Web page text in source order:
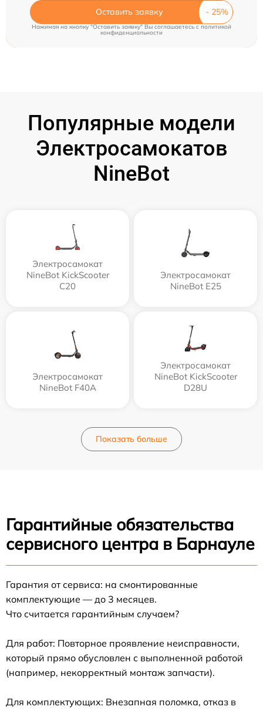
Оставить заявку
Нажимая на кнопку "Оставить заявку" Вы соглашаетесь c политикой
конфиденциальности
Популярные модели
Электросамокатов
NineBot
Электросамокат
NineBot KickScooter
C20
Электросамокат
NineBot E25
Электросамокат
NineBot F40A
Электросамокат
NineBot KickScooter
D28U
Показать больше
Гарантийные обязательства
сервисного центра в Барнауле
Гарантия от сервиса: на смонтированные
комплектующие — до 3 месяцев.
Что считается гарантийным случаем?
Для работ: Повторное проявление неисправности,
который прямо обусловлен с выполненной работой
(например, некорректный монтаж запчасти).
Для комплектующих: Внезапная поломка, отказ в